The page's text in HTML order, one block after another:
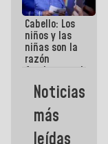
afectados
por
terremotos
Cabello: Los
niños y las
niñas son la
razón
fundamental
de todo lo
que
estamos
haciendo
Noticias
más